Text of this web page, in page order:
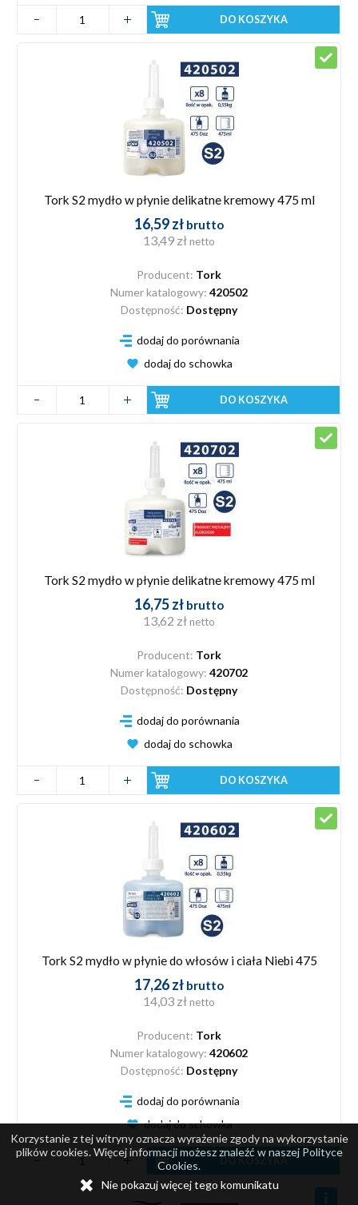
DO KOSZYKA
Tork S2 mydło w płynie delikatne kremowy 475 ml
16,59 zł brutto
13,49 zł netto
Producent: Tork
Numer katalogowy: 420502
Dostępność: Dostępny
dodaj do porównania
dodaj do schowka
DO KOSZYKA
Tork S2 mydło w płynie delikatne kremowy 475 ml
16,75 zł brutto
13,62 zł netto
Producent: Tork
Numer katalogowy: 420702
Dostępność: Dostępny
dodaj do porównania
dodaj do schowka
DO KOSZYKA
Tork S2 mydło w płynie do włosów i ciała Niebi 475
17,26 zł brutto
14,03 zł netto
Producent: Tork
Numer katalogowy: 420602
Dostępność: Dostępny
dodaj do porównania
dodaj do schowka
Korzystanie z tej witryny oznacza wyrażenie zgody na wykorzystanie
plików cookies. Więcej informacji możesz znaleźć w naszej Polityce
Cookies.
Nie pokazuj więcej tego komunikatu